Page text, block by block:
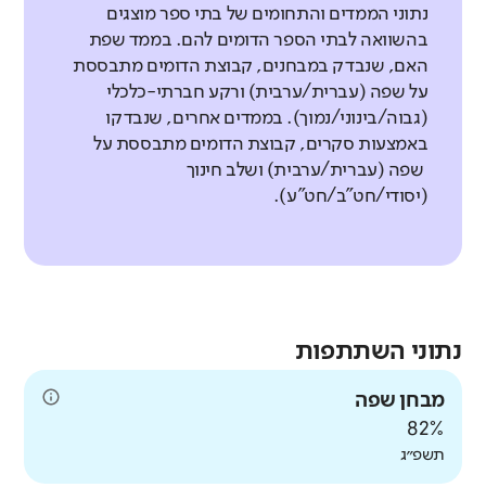
נתוני הממדים והתחומים של בתי ספר מוצגים
בהשוואה לבתי הספר הדומים להם. בממד שפת
האם, שנבדק במבחנים, קבוצת הדומים מתבססת
על שפה (עברית/ערבית) ורקע חברתי-כלכלי
(גבוה/בינוני/נמוך). בממדים אחרים, שנבדקו
באמצעות סקרים, קבוצת הדומים מתבססת על
שפה (עברית/ערבית) ושלב חינוך
(יסודי/חט"ב/חט"ע).
נתוני השתתפות
מבחן שפה
82%
תשפ״ג